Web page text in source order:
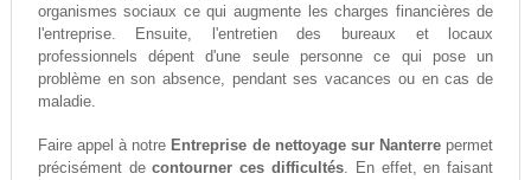
organismes sociaux ce qui augmente les charges financières de
l'entreprise. Ensuite, l'entretien des bureaux et locaux
professionnels dépent d'une seule personne ce qui pose un
problème en son absence, pendant ses vacances ou en cas de
maladie.
Faire appel à notre Entreprise de nettoyage sur Nanterrepermet
précisément decontourner ces difficultés. En effet, en faisant